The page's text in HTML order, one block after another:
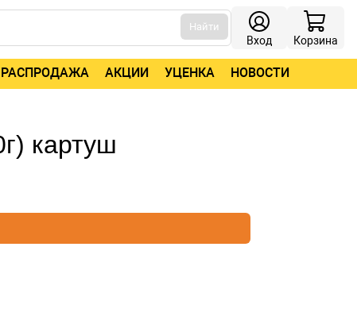
Найти
Вход Корзина
РАСПРОДАЖА АКЦИИ УЦЕНКА НОВОСТИ
картуш